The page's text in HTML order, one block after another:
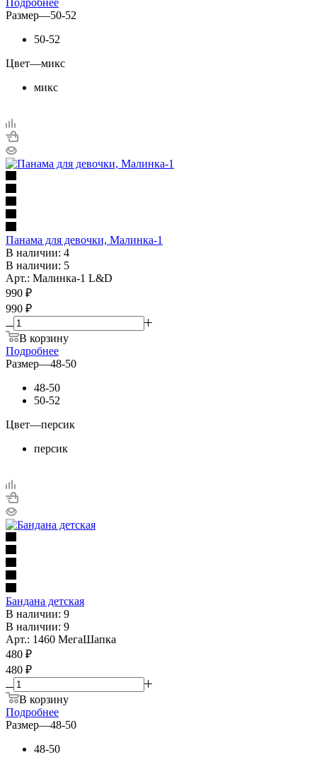
Размер—50-52
50-52
Цвет—микс
микс
Панама для девочки, Малинка-1
В наличии: 4
В наличии: 5
Арт.: Малинка-1 L&D
990 ₽
990 ₽
В корзину
Подробнее
Размер—48-50
48-50
50-52
Цвет—персик
персик
Бандана детская
В наличии: 9
В наличии: 9
Арт.: 1460 МегаШапка
480 ₽
480 ₽
В корзину
Подробнее
Размер—48-50
48-50